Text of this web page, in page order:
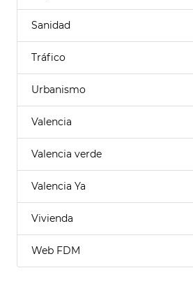
Sanidad
Tráfico
Urbanismo
Valencia
Valencia verde
Valencia Ya
Vivienda
Web FDM